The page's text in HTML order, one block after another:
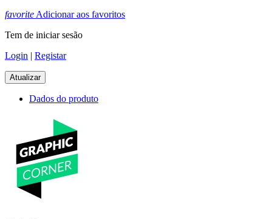
favoriteAdicionar aos favoritos
Tem de iniciar sesão
Login | Registar
Dados do produto